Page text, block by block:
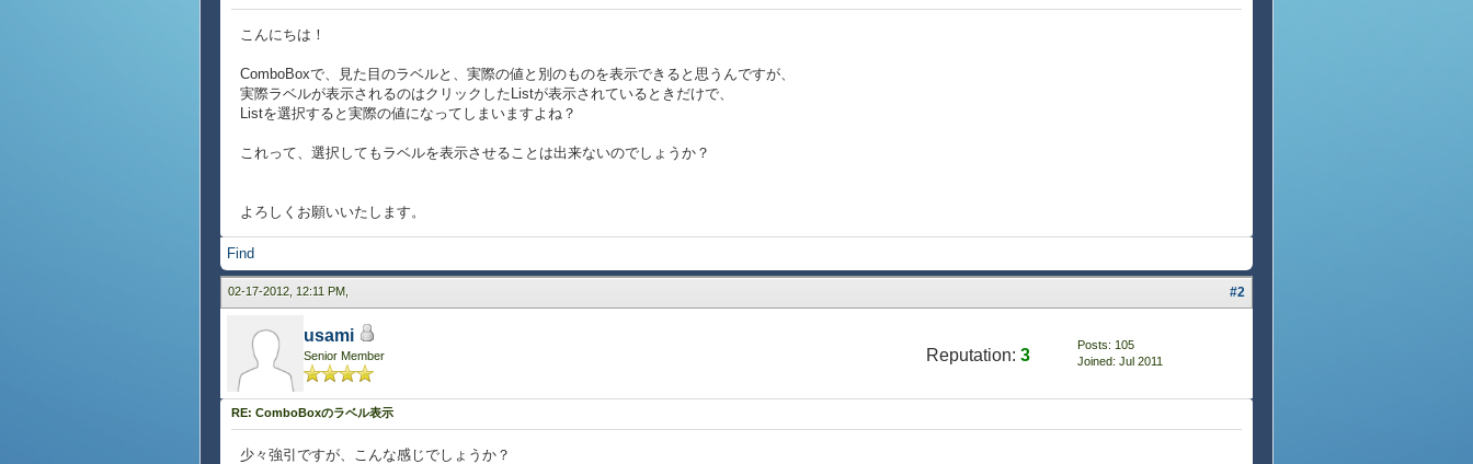
こんにちは！
ComboBoxで、見た目のラベルと、実際の値と別のものを表示できると思うんですが、
実際ラベルが表示されるのはクリックしたListが表示されているときだけで、
Listを選択すると実際の値になってしまいますよね？
これって、選択してもラベルを表示させることは出来ないのでしょうか？
よろしくお願いいたします。
Find
02-17-2012, 12:11 PM, #2
usami
Senior Member Reputation: 3
Posts: 105
Joined: Jul 2011
RE: ComboBoxのラベル表示
少々強引ですが、こんな感じでしょうか？